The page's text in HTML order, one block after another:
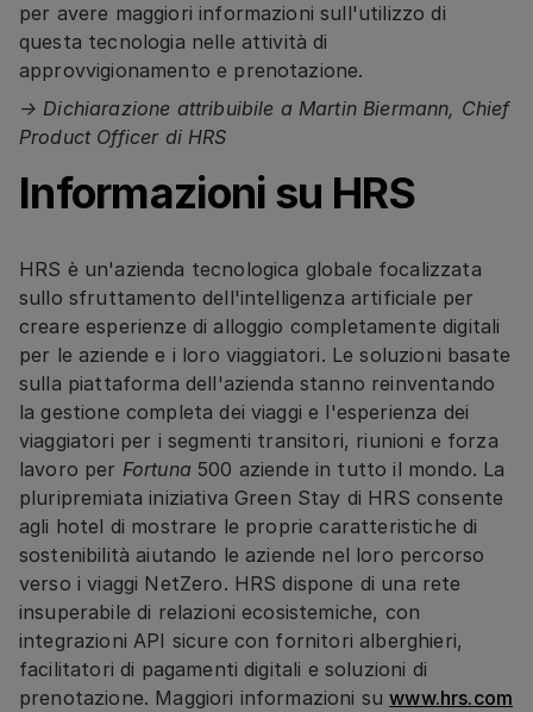
per avere maggiori informazioni sull'utilizzo di
questa tecnologia nelle attività di
approvvigionamento e prenotazione.
→ Dichiarazione attribuibile a Martin Biermann, Chief
Product Officer di HRS
Informazioni su HRS
HRS è un'azienda tecnologica globale focalizzata
sullo sfruttamento dell'intelligenza artificiale per
creare esperienze di alloggio completamente digitali
per le aziende e i loro viaggiatori. Le soluzioni basate
sulla piattaforma dell'azienda stanno reinventando
la gestione completa dei viaggi e l'esperienza dei
viaggiatori per i segmenti transitori, riunioni e forza
lavoro per Fortuna500 aziende in tutto il mondo. La
pluripremiata iniziativa Green Stay di HRS consente
agli hotel di mostrare le proprie caratteristiche di
sostenibilità aiutando le aziende nel loro percorso
verso i viaggi NetZero. HRS dispone di una rete
insuperabile di relazioni ecosistemiche, con
integrazioni API sicure con fornitori alberghieri,
facilitatori di pagamenti digitali e soluzioni di
prenotazione. Maggiori informazioni suwww.hrs.com